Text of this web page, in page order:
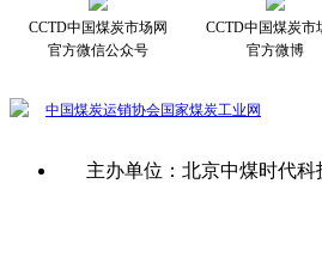
CCTD中国煤炭市场网
官方微信公众号
CCTD中国煤炭市
官方微博
中国煤炭运销协会国家煤炭工业网
主办单位：北京中煤时代